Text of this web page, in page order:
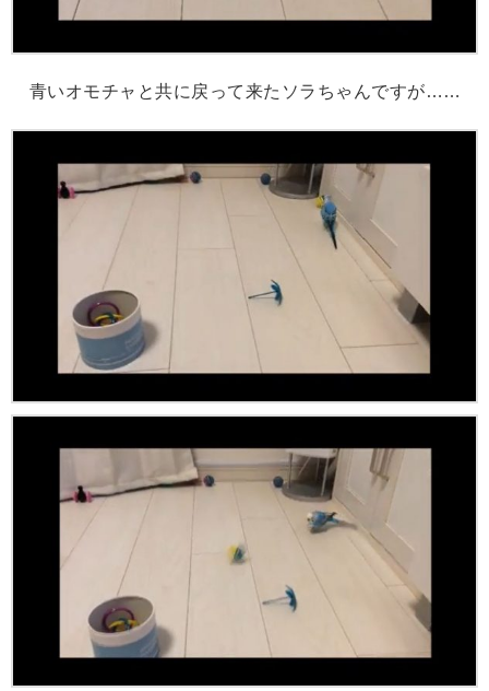
青いオモチャと共に戻って来たソラちゃんですが……